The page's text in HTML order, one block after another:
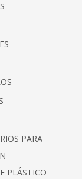
PARA
PLÁSTICO